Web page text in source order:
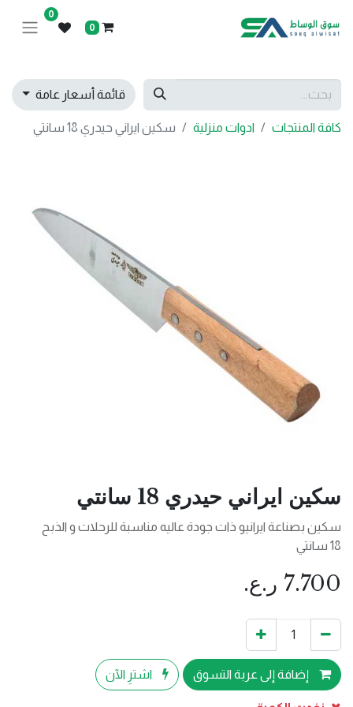
0
0
قائمة أسعار عامة
كافة المنتجات ادوات منزلية سكين ايراني حيدري 18 سانتي
سكين ايراني حيدري 18 سانتي
سكين بصناعة ايرانيو ذات جودة عاليه مناسبة للرحلات و الذبح
18 سانتي
7.700 ر.ع.
إضافة إلى عربة التسوق اشترِ الآن